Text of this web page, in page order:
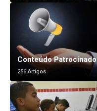
Conteúdo Patrocinado
256 Artigos